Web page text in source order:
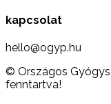
kapcsolat
hello@ogyp.hu
© Országos
fenntartva!